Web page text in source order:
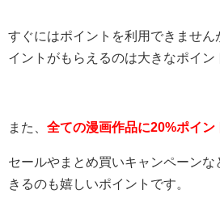
すぐにはポイントを利用できません
イントがもらえるのは大きなポイン
また、 全ての漫画作品に20%ポイン
セールやまとめ買いキャンペーン
きるのも嬉しいポイントです。